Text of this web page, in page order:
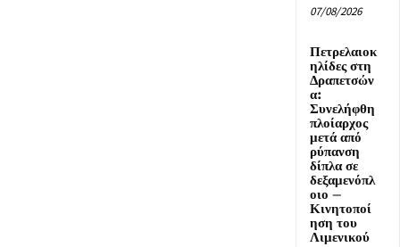
07/08/2026
Πετρελαιοκ
ηλίδες στη
Δραπετσών
α:
Συνελήφθη
πλοίαρχος
μετά από
ρύπανση
δίπλα σε
δεξαμενόπλ
οιο –
Κινητοποί
ηση του
Λιμενικού